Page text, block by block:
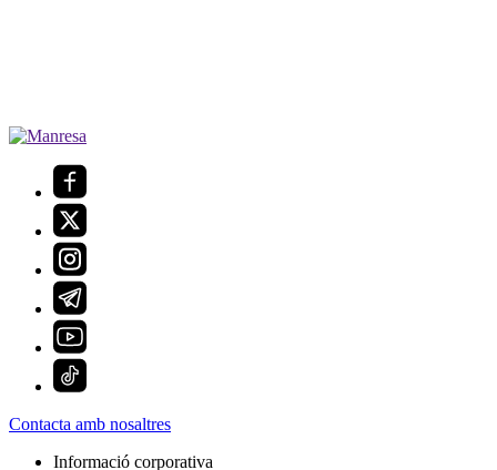
Contacta amb nosaltres
Informació corporativa